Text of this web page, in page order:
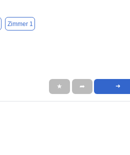
Zimmer 1
★ ➦ ➜